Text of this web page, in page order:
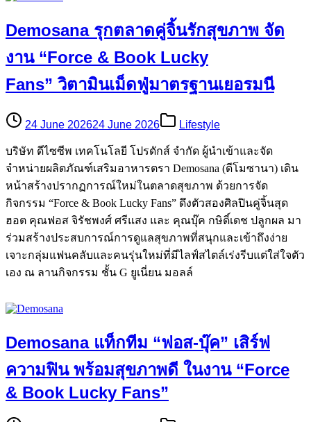
Demosana รุกตลาดคู่จิ้นรักสุขภาพ จัด
งาน “Force & Book Lucky
Fans” วิตามินเม็ดฟู่มาตรฐานเยอรมนี
24 June 202624 June 2026 Lifestyle
บริษัท ดีไซซีพ เทคโนโลยี โปรดักส์ จำกัด ผู้นำเข้าและจัด
จำหน่ายผลิตภัณฑ์เสริมอาหารตรา Demosana (ดีโมซานา) เดิน
หน้าสร้างปรากฏการณ์ใหม่ในตลาดสุขภาพ ด้วยการจัด
กิจกรรม “Force & Book Lucky Fans” ดึงตัวสองศิลปินคู่จิ้นสุด
ฮอต คุณฟอส จิรัชพงศ์ ศรีแสง และ คุณบุ๊ค กษิดิ์เดช ปลูกผล มา
ร่วมสร้างประสบการณ์การดูแลสุขภาพที่สนุกและเข้าถึงง่าย
เจาะกลุ่มแฟนคลับและคนรุ่นใหม่ที่มีไลฟ์สไตล์เร่งรีบแต่ใส่ใจตัว
เอง ณ ลานกิจกรรม ชั้น G ยูเนี่ยน มอลล์
Demosana แท็กทีม “ฟอส-บุ๊ค” เสิร์ฟ
ความฟิน พร้อมสุขภาพดี ในงาน “Force
& Book Lucky Fans”